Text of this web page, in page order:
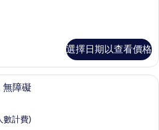
選擇日期以查看價格
高級寢具、羽絨被、客房內保險箱、書
無障礙
數計費)